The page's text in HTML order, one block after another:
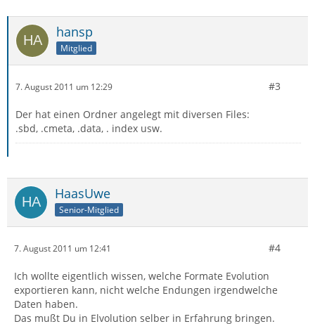
hansp
Mitglied
7. August 2011 um 12:29 #3
Der hat einen Ordner angelegt mit diversen Files:
.sbd, .cmeta, .data, . index usw.
HaasUwe
Senior-Mitglied
7. August 2011 um 12:41 #4
Ich wollte eigentlich wissen, welche Formate Evolution
exportieren kann, nicht welche Endungen irgendwelche
Daten haben.
Das mußt Du in Elvolution selber in Erfahrung bringen.